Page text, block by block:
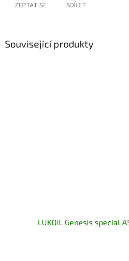
ZEPTAT SE SDÍLET
Související produkty
LUKOIL Genesis special